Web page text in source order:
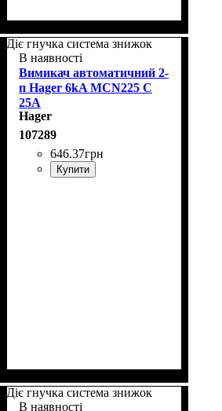
Діє гнучка система знижок
В наявності
Вимикач автоматичний 2-
п Hager 6kA MCN225 C
25A
Hager
107289
646.37грн
Купити
Діє гнучка система знижок
В наявності